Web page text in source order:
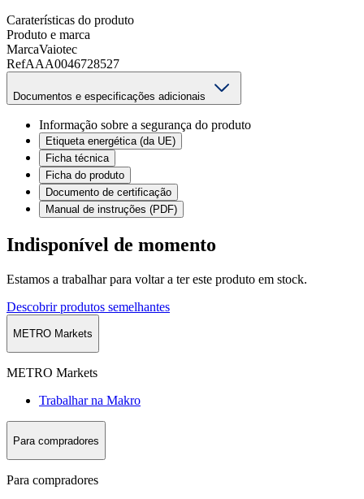
Caraterísticas do produto
Produto e marca
MarcaVaiotec
RefAAA0046728527
Documentos e especificações adicionais
Informação sobre a segurança do produto
Etiqueta energética (da UE)
Ficha técnica
Ficha do produto
Documento de certificação
Manual de instruções (PDF)
Indisponível de momento
Estamos a trabalhar para voltar a ter este produto em stock.
Descobrir produtos semelhantes
METRO Markets
METRO Markets
Trabalhar na Makro
Para compradores
Para compradores